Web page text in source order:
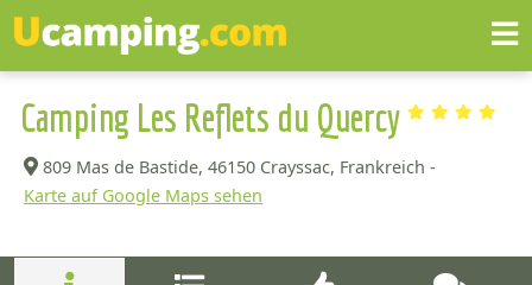
Camping Les Reflets du Quercy
809 Mas de Bastide, 46150 Crayssac, Frankreich -
Karte auf Google Maps sehen